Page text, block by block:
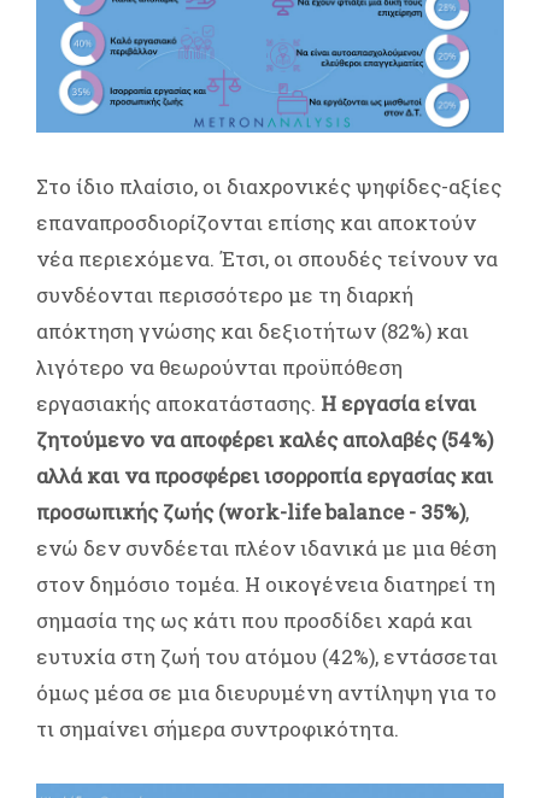
Στο ίδιο πλαίσιο, οι διαχρονικές ψηφίδες-αξίες
επαναπροσδιορίζονται επίσης και αποκτούν
νέα περιεχόμενα. Έτσι, οι σπουδές τείνουν να
συνδέονται περισσότερο με τη διαρκή
απόκτηση γνώσης και δεξιοτήτων (82%) και
λιγότερο να θεωρούνται προϋπόθεση
εργασιακής αποκατάστασης. Η εργασία είναι
ζητούμενο να αποφέρει καλές απολαβές (54%)
αλλά και να προσφέρει ισορροπία εργασίας και
προσωπικής ζωής (work-life balance - 35%),
ενώ δεν συνδέεται πλέον ιδανικά με μια θέση
στον δημόσιο τομέα. Η οικογένεια διατηρεί τη
σημασία της ως κάτι που προσδίδει χαρά και
ευτυχία στη ζωή του ατόμου (42%), εντάσσεται
όμως μέσα σε μια διευρυμένη αντίληψη για το
τι σημαίνει σήμερα συντροφικότητα.